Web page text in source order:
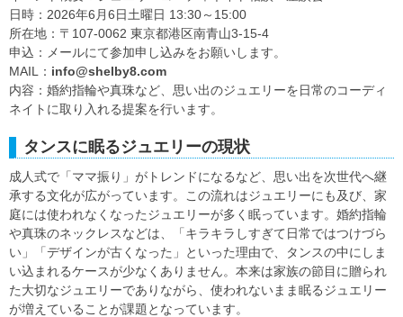
日時：2026年6月6日土曜日 13:30～15:00
所在地：〒107-0062 東京都港区南青山3-15-4
申込：メールにて参加申し込みをお願いします。
MAIL： info@shelby8.com
内容：婚約指輪や真珠など、思い出のジュエリーを日常のコーディ
ネイトに取り入れる提案を行います。
タンスに眠るジュエリーの現状
成人式で「ママ振り」がトレンドになるなど、思い出を次世代へ継
承する文化が広がっています。この流れはジュエリーにも及び、家
庭には使われなくなったジュエリーが多く眠っています。婚約指輪
や真珠のネックレスなどは、「キラキラしすぎて日常ではつけづら
い」「デザインが古くなった」といった理由で、タンスの中にしま
い込まれるケースが少なくありません。本来は家族の節目に贈られ
た大切なジュエリーでありながら、使われないまま眠るジュエリー
が増えていることが課題となっています。